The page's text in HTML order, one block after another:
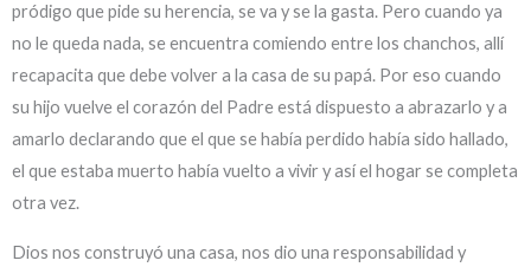
pródigo que pide su herencia, se va y se la gasta. Pero cuando ya
no le queda nada, se encuentra comiendo entre los chanchos, allí
recapacita que debe volver a la casa de su papá. Por eso cuando
su hijo vuelve el corazón del Padre está dispuesto a abrazarlo y a
amarlo declarando que el que se había perdido había sido hallado,
el que estaba muerto había vuelto a vivir y así el hogar se completa
otra vez.
Dios nos construyó una casa, nos dio una responsabilidad y